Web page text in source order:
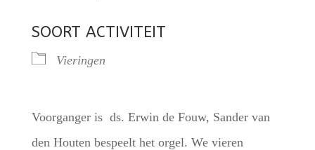
SOORT ACTIVITEIT
Vieringen
Voorganger is ds. Erwin de Fouw, Sander van
den Houten bespeelt het orgel. We vieren